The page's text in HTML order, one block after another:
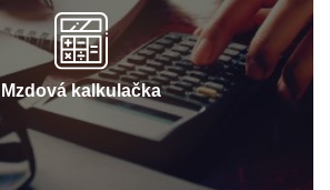
Mzdová kalkulačka